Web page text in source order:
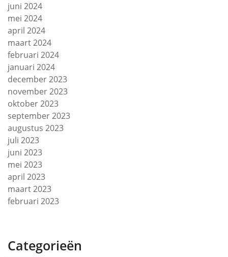
juni 2024
mei 2024
april 2024
maart 2024
februari 2024
januari 2024
december 2023
november 2023
oktober 2023
september 2023
augustus 2023
juli 2023
juni 2023
mei 2023
april 2023
maart 2023
februari 2023
Categorieën